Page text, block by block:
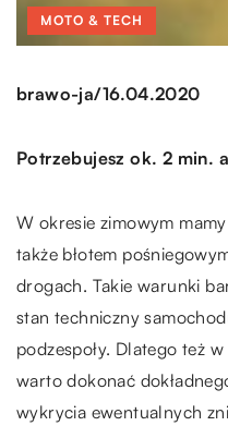
MOTO & TECH
brawo-ja/16.04.2020
Potrzebujesz ok. 2 min.
W okresie zimowym
także błotem
drogach. Takie warunki
stan techniczny
podzespoły. Dlatego też
warto dokonać
wykrycia ewentualnych